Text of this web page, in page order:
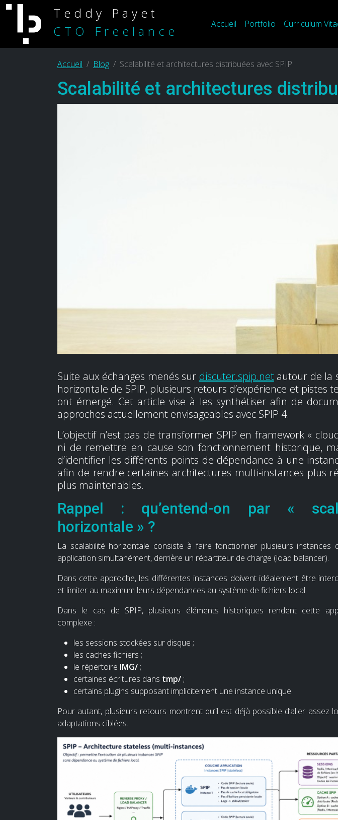
Teddy Payet
CTO Freelance
Accueil Portfolio Curriculum
Accueil Blog Scalabilité et architectures distribuées avec SPIP
Scalabilité et architectures
Suite aux échanges menés sur discuter.spip.netautour de la
horizontale de SPIP, plusieurs retours d’expérience et pistes
ont émergé. Cet article vise à les synthétiser afin de
approches actuellement envisageables avec SPIP 4.
L’objectif n’est pas de transformer SPIP en framework «
ni de remettre en cause son fonctionnement historique,
d’identifier les différents points de dépendance à une
afin de rendre certaines architectures multi-instances plus
plus maintenables.
Rappel : qu’entend-on par «
horizontale » ?
La scalabilité horizontale consiste à faire fonctionner plusieurs instances
application simultanément, derrière un répartiteur de charge (load balancer).
Dans cette approche, les différentes instances doivent idéalement être
et limiter au maximum leurs dépendances au système de fichiers local.
Dans le cas de SPIP, plusieurs éléments historiques rendent cette
complexe :
les sessions stockées sur disque ;
les caches fichiers ;
le répertoire IMG/;
certaines écritures dans tmp/;
certains plugins supposant implicitement une instance unique.
Pour autant, plusieurs retours montrent qu’il est déjà possible d’aller assez
adaptations ciblées.